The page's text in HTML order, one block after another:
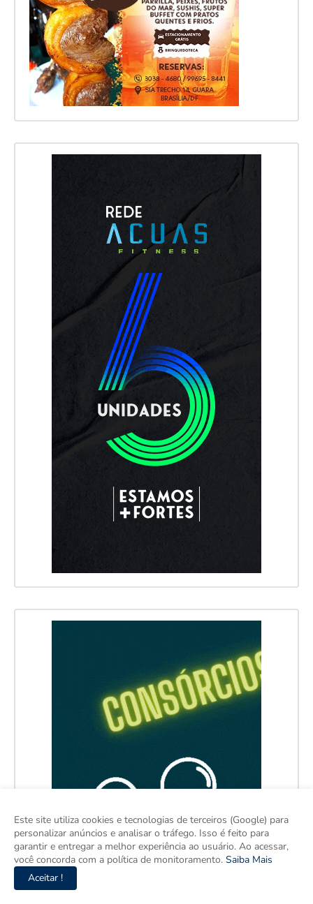
Este site utiliza cookies e tecnologias de terceiros (Google) para
personalizar anúncios e analisar o tráfego. Isso é feito para
garantir e entregar a melhor experiência ao usuário. Ao acessar,
você concorda com a política de monitoramento. Saiba Mais
Aceitar !